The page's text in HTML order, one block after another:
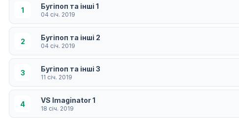
1 Бугіпоп та інші 1
04 січ. 2019
2 Бугіпоп та інші 2
04 січ. 2019
3 Бугіпоп та інші 3
11 січ. 2019
4 VS Imaginator 1
18 січ. 2019